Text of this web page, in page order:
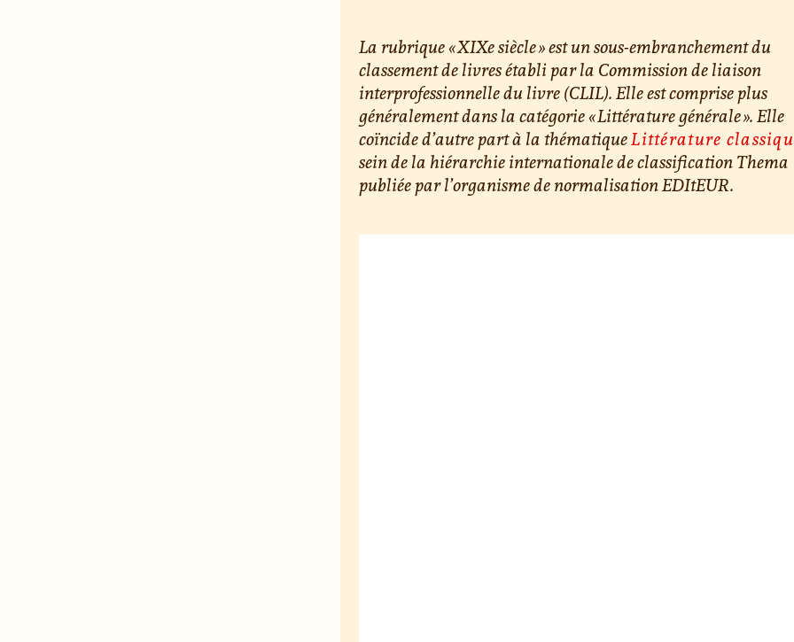
La rubrique « XIXe siècle » est un sous-embranchement du
classement de livres établi par la Commission de liaison
interprofessionnelle du livre (CLIL). Elle est comprise plus
généralement dans la catégorie « Littérature générale ». Elle
coïncide d’autre part à la thématiqueLittérature
sein de la hiérarchie internationale de classification Thema
publiée par l’organisme de normalisation EDItEUR.